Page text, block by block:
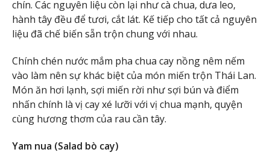
chín. Các nguyên liệu còn lại như cà chua, dưa leo,
hành tây đều để tươi, cắt lát. Kế tiếp cho tất cả nguyên
liệu đã chế biến sẵn trộn chung với nhau.
Chính chén nước mắm pha chua cay nồng nêm nếm
vào làm nên sự khác biệt của món miến trộn Thái Lan.
Món ăn hơi lạnh, sợi miến rời như sợi bún và điểm
nhấn chính là vị cay xé lưỡi với vị chua mạnh, quyện
cùng hương thơm của rau cần tây.
Yam nua (Salad bò cay)